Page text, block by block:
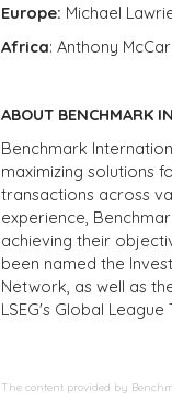
Europe: Michael
Africa: Anthony
ABOUT BENCHMARK
Benchmark
maximizing solutions
transactions across
experience,
achieving their
been named the
Network, as well as
LSEG's Global League
The content provided by